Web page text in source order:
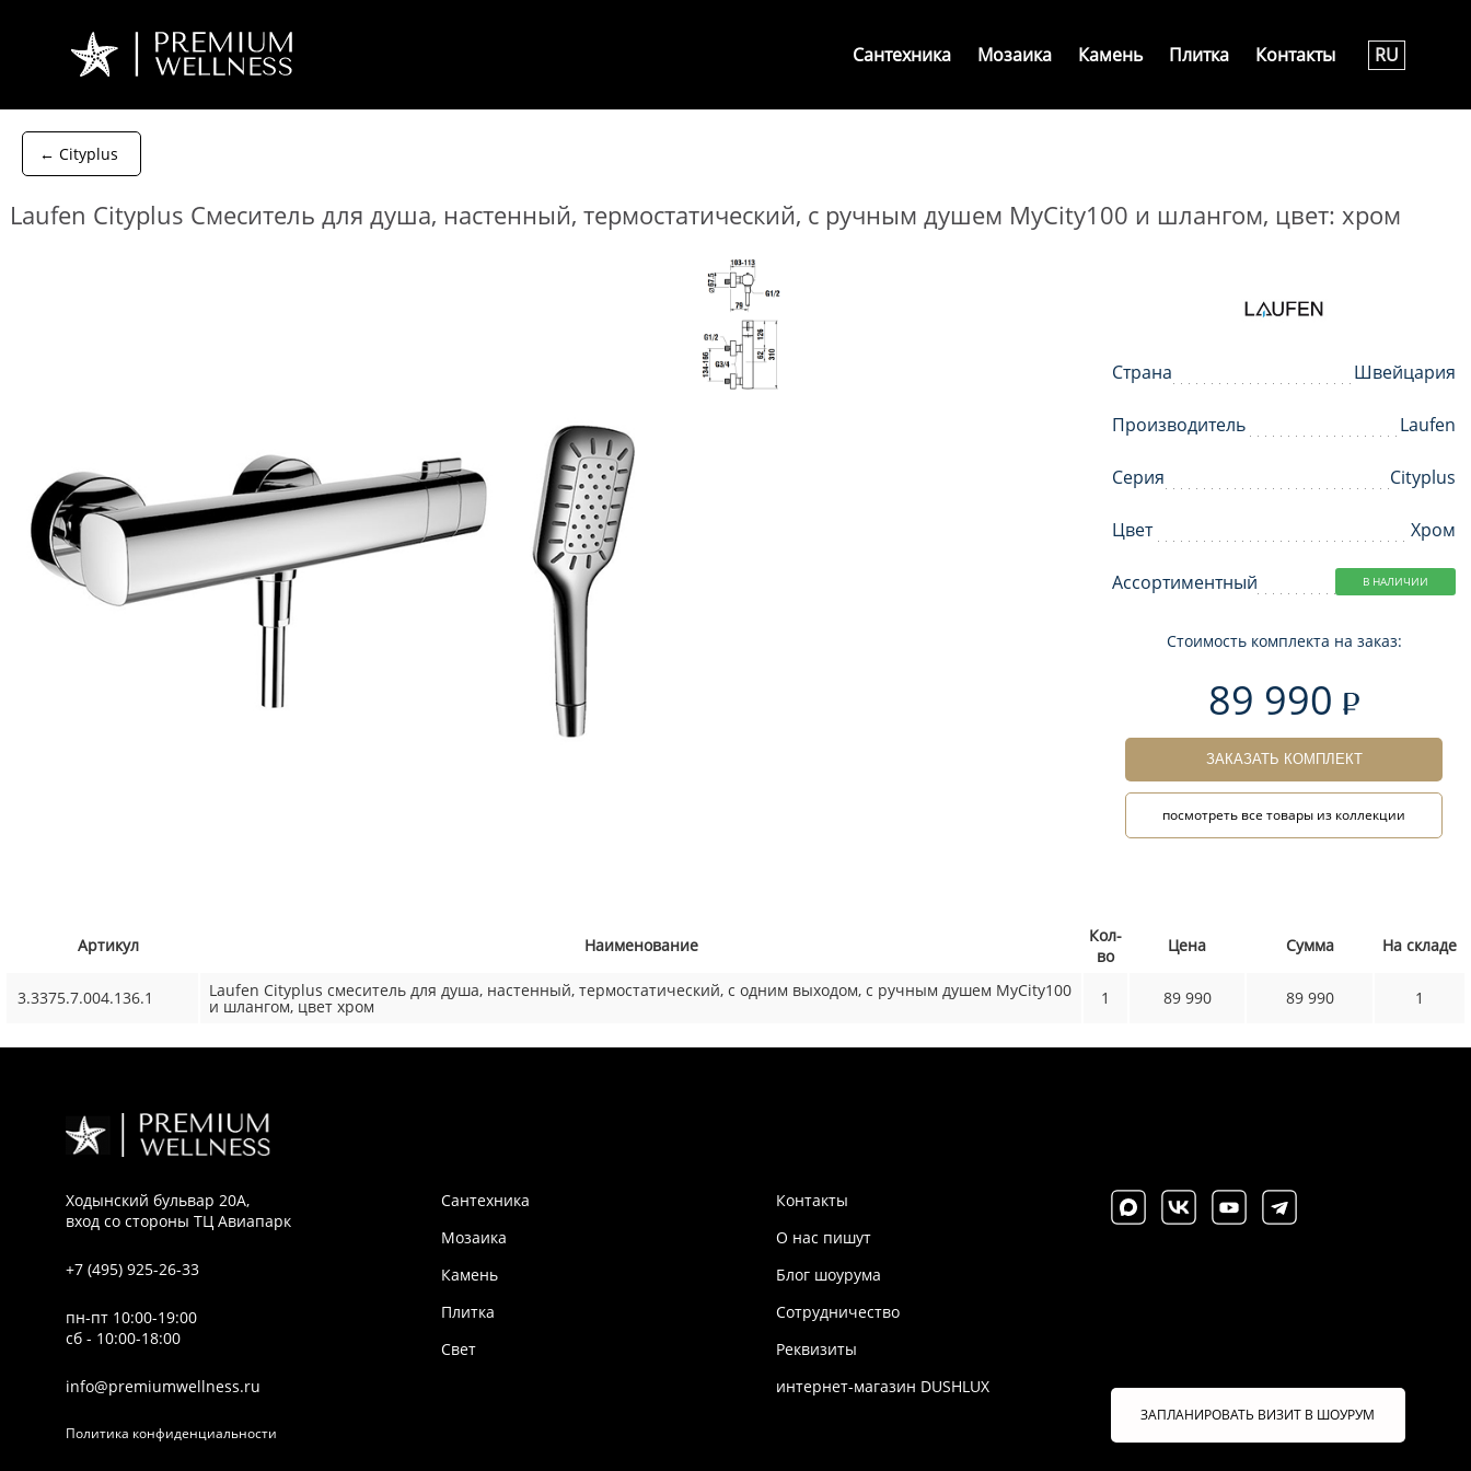
Сантехника Мозаика Камень Плитка Контакты RU
← Cityplus
Laufen Cityplus Смеситель для душа, настенный, термостатический, с ручным душем MyCity100 и шлангом, цвет: хром
Страна Швейцария
Производитель Laufen
Серия Cityplus
Цвет Хром
Ассортиментный В НАЛИЧИИ
Стоимость комплекта на заказ:
89 990
ЗАКАЗАТЬ КОМПЛЕКТ
посмотреть все товары из коллекции
Артикул Наименование
Кол-
во
Цена Сумма На складе
3.3375.7.004.136.1 Laufen Cityplus смеситель для душа, настенный, термостатический, с одним выходом, с ручным душем MyCity100
и шлангом, цвет хром 1 89 990 89 990 1
Ходынский бульвар 20А,
вход со стороны ТЦ Авиапарк
+7 (495) 925-26-33
пн-пт 10:00-19:00
сб - 10:00-18:00
info@premiumwellness.ru
Политика конфиденциальности
Сантехника
Мозаика
Камень
Плитка
Свет
Контакты
О нас пишут
Блог шоурума
Сотрудничество
Реквизиты
интернет-магазин DUSHLUX
ЗАПЛАНИРОВАТЬ ВИЗИТ В ШОУРУМ